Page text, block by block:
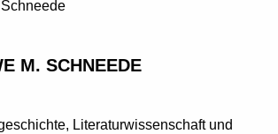
M. SCHNEEDE
Literaturwissenschaft und